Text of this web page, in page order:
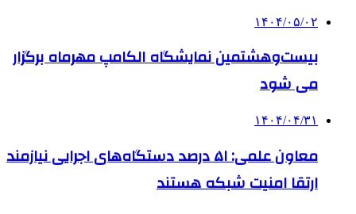
۱۴۰۴/۰۵/۰۲
بیست‌وهشتمین نمایشگاه الکامپ مهرماه برگزار
می شود
۱۴۰۴/۰۴/۳۱
معاون علمی: ۵۱ درصد دستگاه‌های اجرایی نیازمند
ارتقا امنیت شبکه هستند